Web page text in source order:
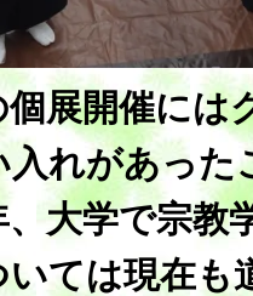
展開催には
入れがあった
大学で宗教
ては現在も